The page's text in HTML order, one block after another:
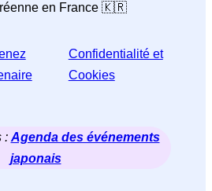
en France 🇰🇷
Confidentialité et
Cookies
: Agenda des événements
japonais